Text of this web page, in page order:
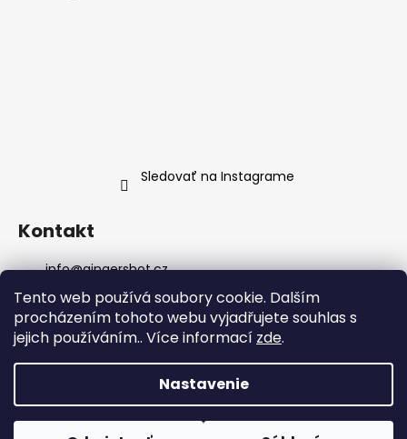
Tento web používá soubory cookie. Dalším
procházením tohoto webu vyjadřujete souhlas s
jejich používáním.. Více informací zde.
Nastavenie
Sledovať na Instagrame
Kontakt
info@gingershot.cz
+420 607 639 368
+420 607 639 368
facebook.com/gingershot.cz/
gingershot.cz/
Copyright 2026Ginger shot. Všetky práva vyhradené.